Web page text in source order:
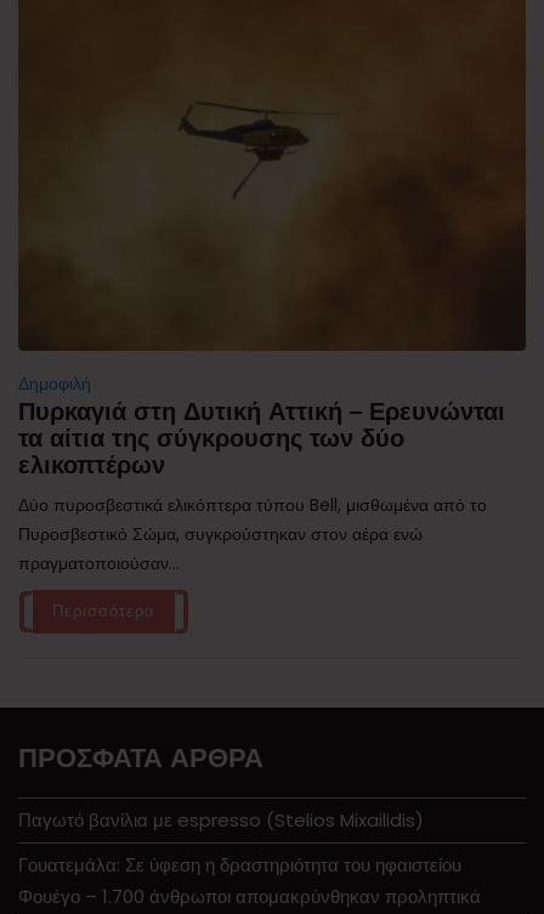
Δημοφιλή
Πυρκαγιά στη Δυτική Αττική – Ερευνώνται
τα αίτια της σύγκρουσης των δύο
ελικοπτέρων
Δύο πυροσβεστικά ελικόπτερα τύπου Bell, μισθωμένα από το
Πυροσβεστικό Σώμα, συγκρούστηκαν στον αέρα ενώ
πραγματοποιούσαν...
Περισσότερα
ΠΡΌΣΦΑΤΑ ΆΡΘΡΑ
Παγωτό βανίλια με espresso (Stelios Mixailidis)
Γουατεμάλα: Σε ύφεση η δραστηριότητα του ηφαιστείου
Φουέγο – 1.700 άνθρωποι απομακρύνθηκαν προληπτικά